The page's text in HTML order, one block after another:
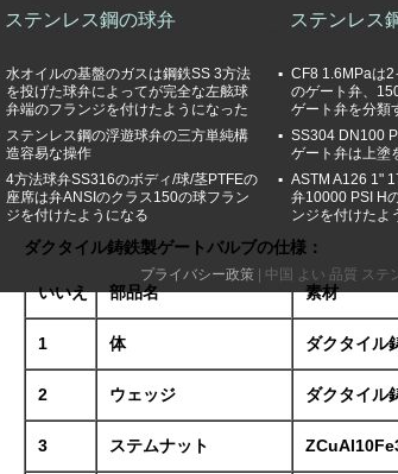
セルフロックギアボックス、開閉リミットストップ、ポジ
廃水耐性ステンレス鋼グレード1.4401で作られたステム。
亜鉛フリーのキャストブロンズ製の交換可能なステムナッ
地下設置用に設定。
ダクタイル鋳鉄製ゲートバルブの仕様：
いいえ 部品名 素材
1 体 ダクタイル
2 ウェッジ ダクタイル
3 ステムナット
価格
ステンレス鋼の球弁
水オイルの基盤のガスは鋼鉄SS 3方法
を投げた球弁によってが完全な左舷球
弁端のフランジを付けたようになった
ステンレス鋼の浮遊球弁の三方単純構
造容易な操作
4方法球弁SS316のボディ/球/茎PTFEの
座席は弁ANSIのクラス150の球フラン
ジを付けたようになる
ステンレス
CF8 1.6MPaは2
のゲート弁、
ゲート弁を分類
SS304 DN100
ゲート弁は上塗
ASTM A126 1"
弁10000 PSI H
ンジを付けたよ
プライバシー政策 | 中国 よい 品質 ス